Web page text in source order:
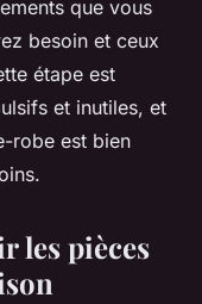
que vous
besoin et ceux
étape est
et inutiles, et
robe est bien
les pièces